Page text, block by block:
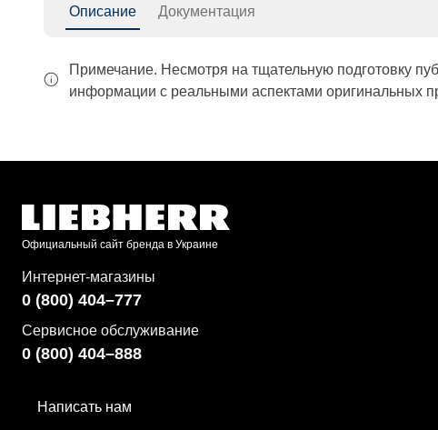
Описание Документация
Примечание. Несмотря на тщательную подготовку
информации с реальными аспектами оригинальных
Официальный сайт бренда в Украине
Интернет-магазины
0 (800) 404–777
Сервисное обслуживание
0 (800) 404–888
Написать нам